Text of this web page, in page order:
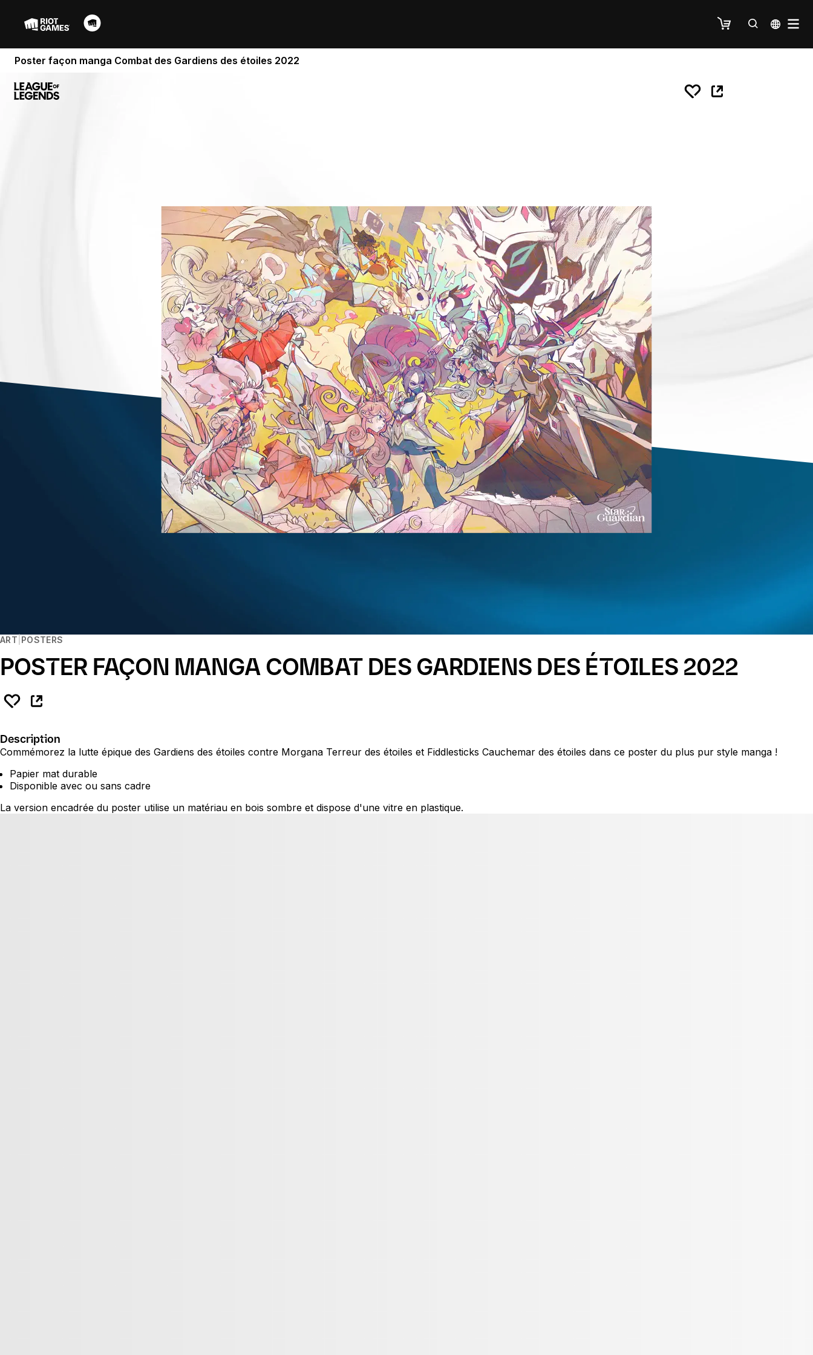
Poster façon manga Combat des Gardiens des étoiles 2022
ART POSTERS
POSTER FAÇON MANGA COMBAT DES GARDIENS DES ÉTOILES 2022
Description
Commémorez la lutte épique des Gardiens des étoiles contre Morgana Terreur des étoiles et Fiddlesticks Cauchemar des étoiles dans ce poster du plus pur style manga !
Papier mat durable
Disponible avec ou sans cadre
La version encadrée du poster utilise un matériau en bois sombre et dispose d'une vitre en plastique.